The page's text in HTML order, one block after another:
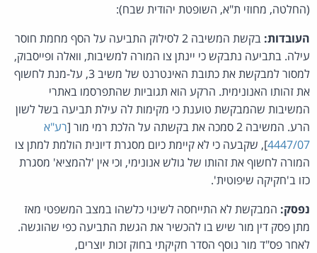
(החלטה, מחוזי ת"א, השופטת יהודית שבח):
העובדות:
בקשת המשיבה 2 לסילוק התביעה על הסף מחמת חוסר
עילה. בתביעה נתבקש כי יינתן צו המורה למשיבות, וואלה ופייסבוק,
למסור למבקשת את כתובת האינטרנט של משיב 3, על-מנת לחשוף
את זהותו האנונימית. הרקע הוא תגוביות שהתפרסמו באתרי
המשיבות שהמבקשת טוענת כי מקימות לה עילת תביעה בשל לשון
הרע. המשיבה 2 סמכה את בקשתה על הלכת רמי מור [
רע"א
4447/07], שקבעה כי לא קיימת כיום מסגרת דיונית הולמת למתן צו
המורה לחשוף את זהותו של גולש אנונימי, וכי אין 'להמציא' מסגרת
כזו ב'חקיקה שיפוטית'.
נפסק: המבקשת לא התייחסה לשינוי כלשהו במצב המשפטי מאז
מתן פסק דין מור שיש בו להכשיר את הגשת התביעה כפי שהוגשה.
לאחר פס"ד מור נוסף הסדר חקיקתי בחוק זכות יוצרים,